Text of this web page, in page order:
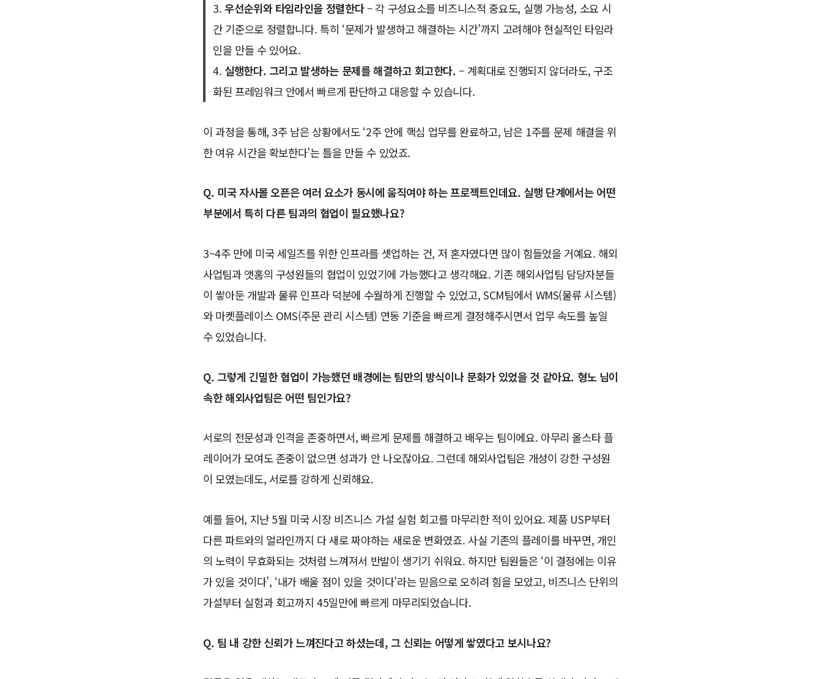
3. 우선순위와 타임라인을 정렬한다– 각 구성요소를 비즈니스적 중요도, 실행 가능성, 소요 시
간 기준으로 정렬합니다. 특히 ‘문제가 발생하고 해결하는 시간’까지 고려해야 현실적인 타임라
인을 만들 수 있어요.
4. 실행한다. 그리고 발생하는 문제를 해결하고 회고한다. – 계획대로 진행되지 않더라도, 구조
화된 프레임워크 안에서 빠르게 판단하고 대응할 수 있습니다.
이 과정을 통해, 3주 남은 상황에서도 ‘2주 안에 핵심 업무를 완료하고, 남은 1주를 문제 해결을 위
한 여유 시간을 확보한다’는 틀을 만들 수 있었죠.
Q. 미국 자사몰 오픈은 여러 요소가 동시에 움직여야 하는 프로젝트인데요. 실행 단계에서는 어떤
부분에서 특히 다른 팀과의 협업이 필요했나요?
3~4주 만에 미국 세일즈를 위한 인프라를 셋업하는 건, 저 혼자였다면 많이 힘들었을 거예요. 해외
사업팀과 앳홈의 구성원들의 협업이 있었기에 가능했다고 생각해요. 기존 해외사업팀 담당자분들
이 쌓아둔 개발과 물류 인프라 덕분에 수월하게 진행할 수 있었고, SCM팀에서 WMS(물류 시스템)
와 마켓플레이스 OMS(주문 관리 시스템) 연동 기준을 빠르게 결정해주시면서 업무 속도를 높일
수 있었습니다.
Q. 그렇게 긴밀한 협업이 가능했던 배경에는 팀만의 방식이나 문화가 있었을 것 같아요. 형노 님이
속한 해외사업팀은 어떤 팀인가요?
서로의 전문성과 인격을 존중하면서, 빠르게 문제를 해결하고 배우는 팀이에요. 아무리 올스타 플
레이어가 모여도 존중이 없으면 성과가 안 나오잖아요. 그런데 해외사업팀은 개성이 강한 구성원
이 모였는데도, 서로를 강하게 신뢰해요.
예를 들어, 지난 5월 미국 시장 비즈니스 가설 실험 회고를 마무리한 적이 있어요. 제품 USP부터
다른 파트와의 얼라인까지 다 새로 짜야하는 새로운 변화였죠. 사실 기존의 플레이를 바꾸면, 개인
의 노력이 무효화되는 것처럼 느껴져서 반발이 생기기 쉬워요. 하지만 팀원들은 ‘이 결정에는 이유
가 있을 것이다’, ‘내가 배울 점이 있을 것이다’라는 믿음으로 오히려 힘을 모았고, 비즈니스 단위의
가설부터 실험과 회고까지 45일만에 빠르게 마무리되었습니다.
Q. 팀 내 강한 신뢰가 느껴진다고 하셨는데, 그 신뢰는 어떻게 쌓였다고 보시나요?